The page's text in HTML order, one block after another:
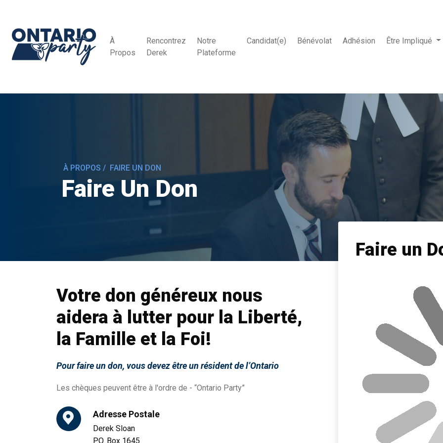
À
Propos
Rencontrez
Derek
Notre
Plateforme
Candidat(e) Bénévolat Adhésion Être Impliqué
À PROPOS / FAIRE UN DON
Faire Un Don
Votre don généreux nous
aidera à lutter pour la Liberté,
la Famille et la Foi!
Pour faire un don, vous devez être un résident de l’Ontario
Les chèques peuvent être à l'ordre de - “Ontario Party”
Adresse Postale
Derek Sloan
P.O. Box 1645
Faire un